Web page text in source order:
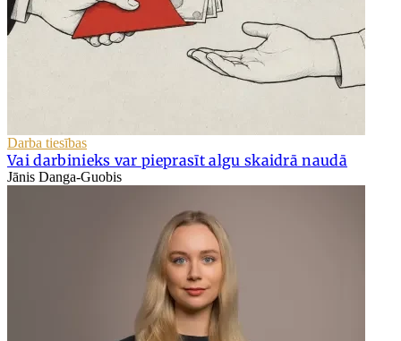
Darba tiesības
Vai darbinieks var pieprasīt algu skaidrā naudā
Jānis Danga-Guobis